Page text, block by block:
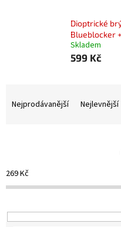
Dioptrické
Blueblocker
Skladem
599 Kč
p
r
o
u
Nejprodávanější Nejlevnější
269Kč